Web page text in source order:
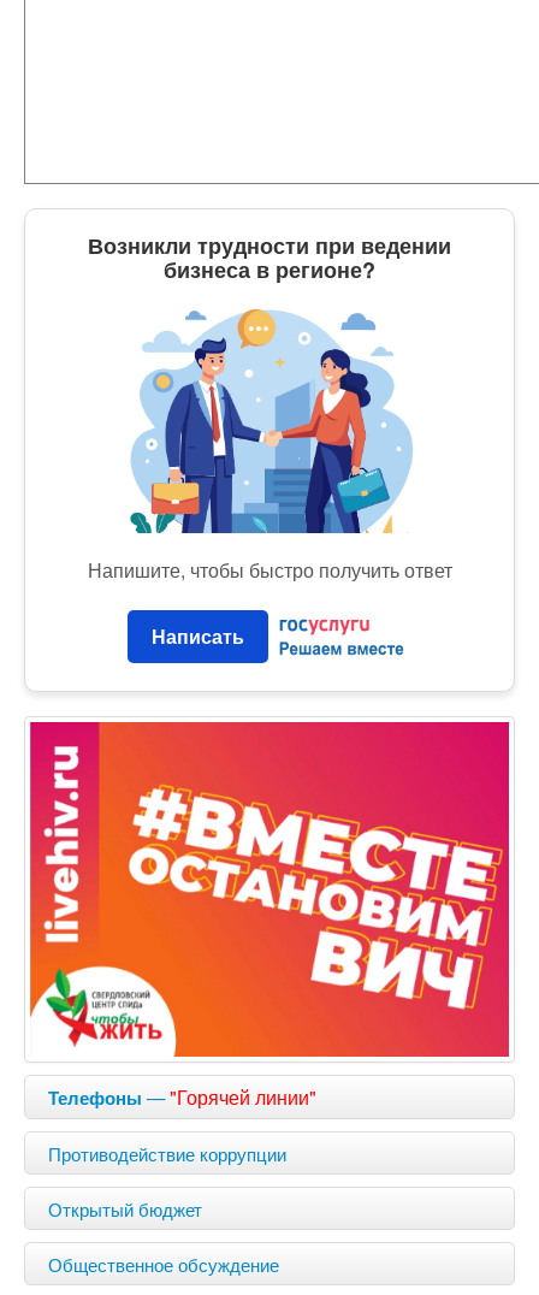
Возникли трудности при ведении
бизнеса в регионе?
Напишите, чтобы быстро получить ответ
Написать
Телефоны —"Горячей линии"
Противодействие коррупции
Открытый бюджет
Общественное обсуждение